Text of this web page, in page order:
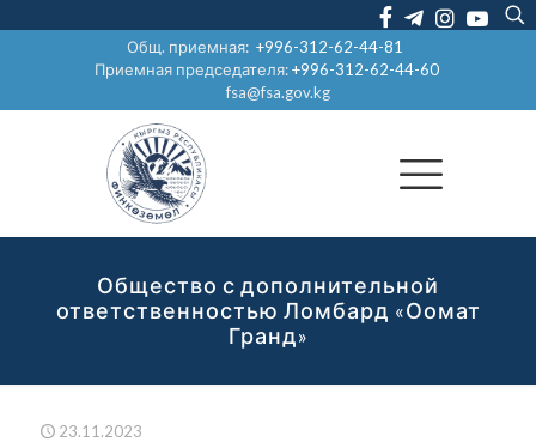
Общ. приемная:+996-312-62-44-81
Приемная председателя:+996-312-62-44-60
fsa@fsa.gov.kg
Общество с дополнительной
ответственностью Ломбард «Оомат
Гранд»
23.11.2023